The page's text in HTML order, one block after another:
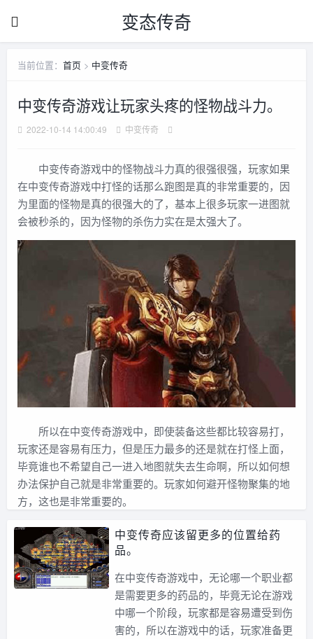
变态传奇
当前位置： 首页 > 中变传奇
中变传奇游戏让玩家头疼的怪物战斗力。
2022-10-14 14:00:49 中变传奇
中变传奇游戏中的怪物战斗力真的很强很强，玩家如果
在中变传奇游戏中打怪的话那么跑图是真的非常重要的，因
为里面的怪物是真的很强大的了，基本上很多玩家一进图就
会被秒杀的，因为怪物的杀伤力实在是太强大了。
所以在中变传奇游戏中，即使装备这些都比较容易打，
玩家还是容易有压力，但是压力最多的还是就在打怪上面，
毕竟谁也不希望自己一进入地图就失去生命啊，所以如何想
办法保护自己就是非常重要的。玩家如何避开怪物聚集的地
方，这也是非常重要的。
中变传奇应该留更多的位置给药
品。
在中变传奇游戏中，无论哪一个职业都
是需要更多的药品的，毕竟无论在游戏
中哪一个阶段，玩家都是容易遭受到伤
害的，所以在游戏中的话，玩家准备更